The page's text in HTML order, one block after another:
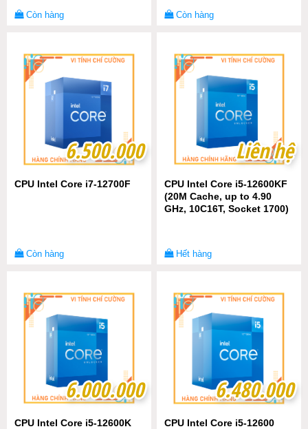
Còn hàng Còn hàng
6.500.000
6.500.000
CPU Intel Core i7-12700F
Còn hàng
Liên hệ
Liên hệ
CPU Intel Core i5-12600KF
(20M Cache, up to 4.90
GHz, 10C16T, Socket 1700)
Hết hàng
6.000.000
6.000.000
CPU Intel Core i5-12600K
6.480.000
6.480.000
CPU Intel Core i5-12600